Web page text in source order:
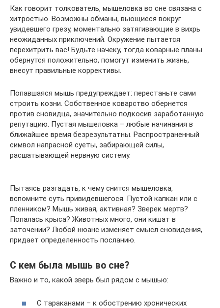
Как говорит толкователь, мышеловка во сне связана с
хитростью. Возможны обманы, вьющиеся вокруг
увидевшего грезу, моментально затягивающие в вихрь
неожиданных приключений. Окружение пытается
перехитрить вас! Будьте начеку, тогда коварные планы
обернутся положительно, помогут изменить жизнь,
внесут правильные коррективы.
Попавшаяся мышь предупреждает: перестаньте сами
строить козни. Собственное коварство обернется
против сновидца, значительно подкосив заработанную
репутацию. Пустая мышеловка – любые начинания в
ближайшее время безрезультатны. Распространенный
символ напрасной суеты, забирающей силы,
расшатывающей нервную систему.
Пытаясь разгадать, к чему снится мышеловка,
вспомните суть привидевшегося. Пустой капкан или с
пленником? Мышь живая, активная? Зверек мертв?
Попалась крыса? Животных много, они кишат в
заточении? Любой нюанс изменяет смысл сновидения,
придает определенность посланию.
С кем была мышь во сне?
Важно и то, какой зверь был рядом с мышью:
С тараканами – к обострению хронических